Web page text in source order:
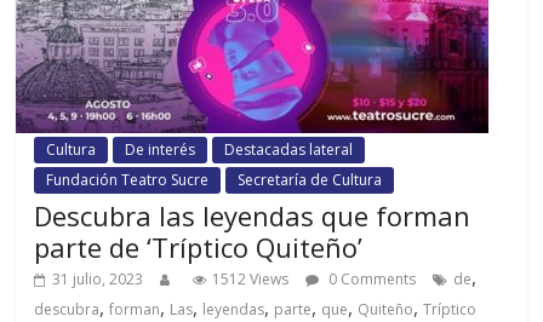
Cultura De interés
Destacadas lateral
Fundación Teatro Sucre
Secretaría de Cultura
Descubra las leyendas que forman
parte de ‘Tríptico Quiteño’
31 julio, 2023 1512 Views 0 Comments de,
descubra,forman, Las, leyendas, parte, que, Quiteño,Tríptico